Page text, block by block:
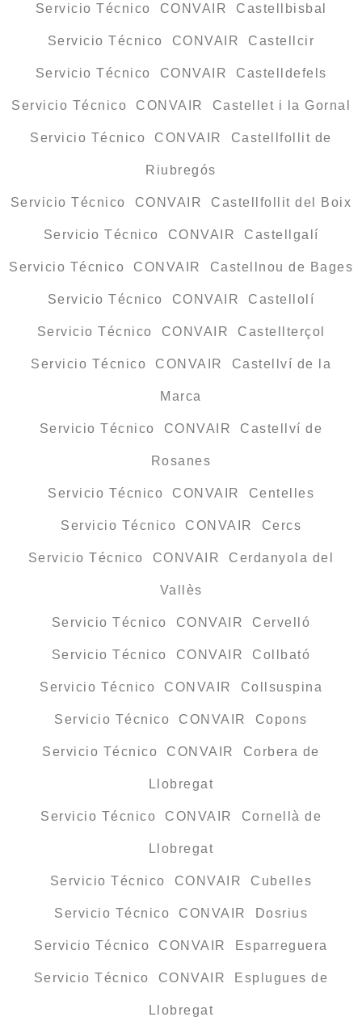
Servicio Técnico CONVAIR Castellbisbal
Servicio Técnico CONVAIR Castellcir
Servicio Técnico CONVAIR Castelldefels
Servicio Técnico CONVAIR Castellet i la Gornal
Servicio Técnico CONVAIR Castellfollit de
Riubregós
Servicio Técnico CONVAIR Castellfollit del Boix
Servicio Técnico CONVAIR Castellgalí
Servicio Técnico CONVAIR Castellnou de Bages
Servicio Técnico CONVAIR Castellolí
Servicio Técnico CONVAIR Castellterçol
Servicio Técnico CONVAIR Castellví de la
Marca
Servicio Técnico CONVAIR Castellví de
Rosanes
Servicio Técnico CONVAIR Centelles
Servicio Técnico CONVAIR Cercs
Servicio Técnico CONVAIR Cerdanyola del
Vallès
Servicio Técnico CONVAIR Cervelló
Servicio Técnico CONVAIR Collbató
Servicio Técnico CONVAIR Collsuspina
Servicio Técnico CONVAIR Copons
Servicio Técnico CONVAIR Corbera de
Llobregat
Servicio Técnico CONVAIR Cornellà de
Llobregat
Servicio Técnico CONVAIR Cubelles
Servicio Técnico CONVAIR Dosrius
Servicio Técnico CONVAIR Esparreguera
Servicio Técnico CONVAIR Esplugues de
Llobregat